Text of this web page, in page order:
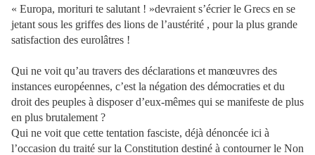
« Europa, morituri te salutant ! »devraient s’écrier le Grecs en se
jetant sous les griffes des lions de l’austérité , pour la plus grande
satisfaction des eurolâtres !
Qui ne voit qu’au travers des déclarations et manœuvres des
instances européennes, c’est la négation des démocraties et du
droit des peuples à disposer d’eux-mêmes qui se manifeste de plus
en plus brutalement ?
Qui ne voit que cette tentation fasciste, déjà dénoncée ici à
l’occasion du traité sur la Constitution destiné à contourner le Non